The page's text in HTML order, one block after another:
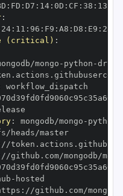
: FD : D7 : 14: 0D : CF : 38 : 13
:
24: 11 : 96 : F9 : A8 : D8 : E9 : 28
(critical) :
mongo - python -
: mongodb/mongo - python
refs/heads/master
//github.com/mongodb/
-
: //github.com/